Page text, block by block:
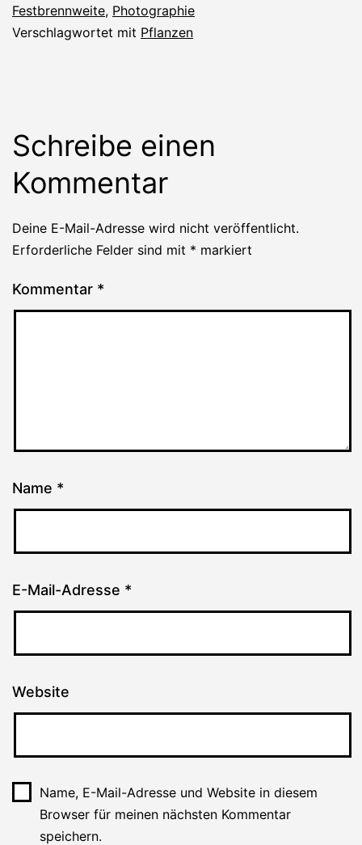
Festbrennweite, Photographie
Verschlagwortet mit Pflanzen
Schreibe einen
Kommentar
Deine E-Mail-Adresse wird nicht veröffentlicht.
Erforderliche Felder sind mit * markiert
Kommentar *
Name *
E-Mail-Adresse *
Website
Name, E-Mail-Adresse und Website in diesem
Browser für meinen nächsten Kommentar
speichern.